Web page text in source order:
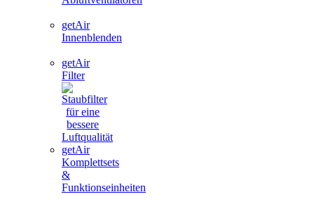
getAir
Innenblenden
getAir
Filter
getAir
Komplettsets
&
Funktionseinheiten